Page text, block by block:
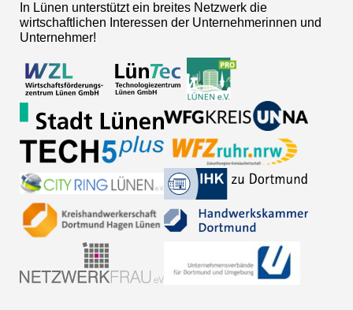
In Lünen unterstützt ein breites Netzwerk die
wirtschaftlichen Interessen der Unternehmerinnen und
Unternehmer!